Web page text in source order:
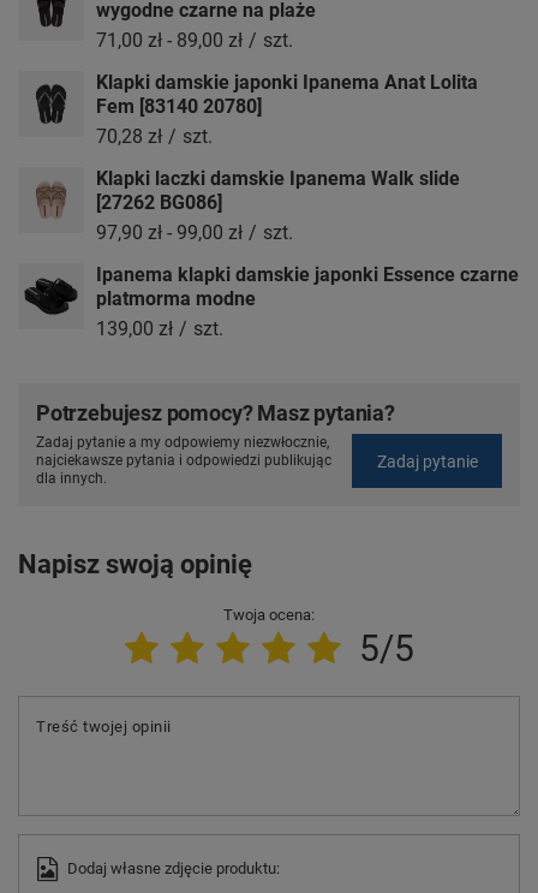
wygodne czarne na plaże
71,00 zł - 89,00 zł / szt.
Klapki damskie japonki Ipanema Anat Lolita
Fem [83140 20780]
70,28 zł / szt.
Klapki laczki damskie Ipanema Walk slide
[27262 BG086]
97,90 zł - 99,00 zł / szt.
Ipanema klapki damskie japonki Essence czarne
platmorma modne
139,00 zł / szt.
Potrzebujesz pomocy? Masz pytania?
Zadaj pytanie a my odpowiemy niezwłocznie,
najciekawsze pytania i odpowiedzi publikując
dla innych.
Zadaj pytanie
Napisz swoją opinię
Twoja ocena:
5/5
Treść twojej opinii
Dodaj własne zdjęcie produktu: